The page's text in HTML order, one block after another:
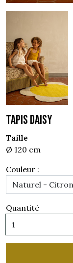
TAPIS DAISY
Taille
Ø 120 cm
Couleur :
Quantité